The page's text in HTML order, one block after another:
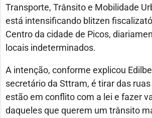
Transporte, Trânsito e Mobilidade
está intensificando blitzen
Centro da cidade de Picos,
locais indeterminados.
A intenção, conforme explicou
secretário da Sttram, é tirar das
estão em conflito com a lei e fazer
daqueles que querem um trânsito